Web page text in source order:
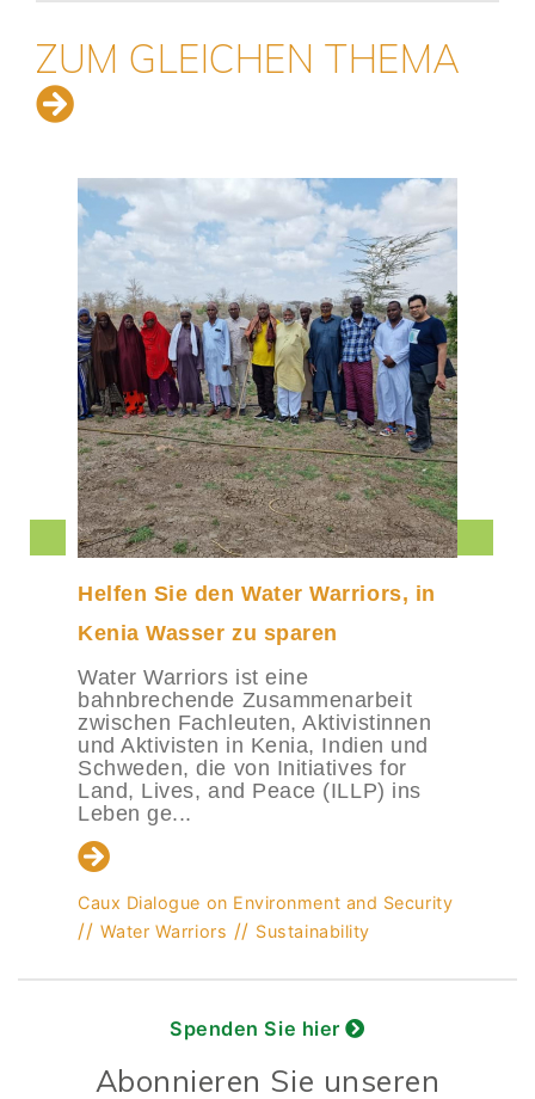
ZUM GLEICHEN THEMA
Helfen Sie den Water Warriors, in
Kenia Wasser zu sparen
Water Warriors ist eine
bahnbrechende Zusammenarbeit
zwischen Fachleuten, Aktivistinnen
und Aktivisten in Kenia, Indien und
Schweden, die von Initiatives for
Land, Lives, and Peace (ILLP) ins
Leben ge...
Caux Dialogue on Environment and Security
// Water Warriors // Sustainability
Spenden Sie hier
Abonnieren Sie unseren